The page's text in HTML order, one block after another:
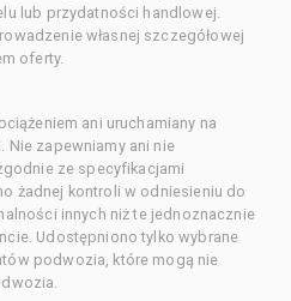
lub przydatności handlowej.
własnej szczegółowej
oferty.
ani uruchamiany na
zapewniamy ani nie
ze specyfikacjami
żadnej kontroli w odniesieniu do
innych niż te jednoznacznie
Udostępniono tylko wybrane
podwozia, które mogą nie